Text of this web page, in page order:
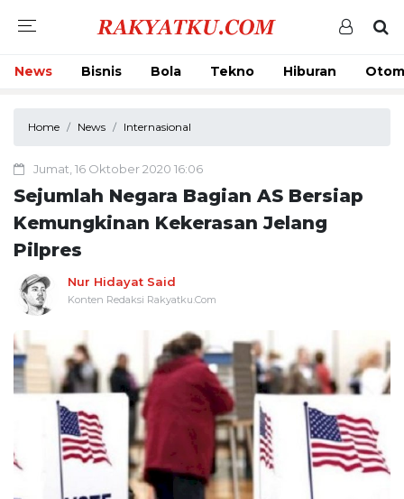
News Bisnis Bola Tekno Hiburan
Home News Internasional
Jumat, 16 Oktober 2020 16:06
Sejumlah Negara Bagian AS Bersiap
Kemungkinan Kekerasan Jelang
Pilpres
Nur Hidayat Said
Konten Redaksi Rakyatku.Com